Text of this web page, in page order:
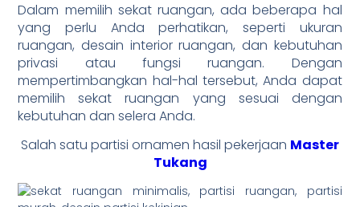
Dalam memilih sekat ruangan, ada beberapa hal
yang perlu Anda perhatikan, seperti ukuran
ruangan, desain interior ruangan, dan kebutuhan
privasi atau fungsi ruangan. Dengan
mempertimbangkan hal-hal tersebut, Anda dapat
memilih sekat ruangan yang sesuai dengan
kebutuhan dan selera Anda.
Salah satu partisi ornamen hasil pekerjaan Master
Tukang